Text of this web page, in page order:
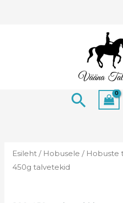
Esileht / Hobusele / Hobuste
450g talvetekid